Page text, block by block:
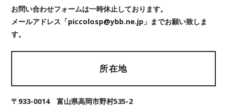
お問い合わせフォームは一時休止しております。
メールアドレス「piccolosp@ybb.ne.jp」までお願い致しま
す。
所在地
〒933-0014 富山県高岡市野村535-2